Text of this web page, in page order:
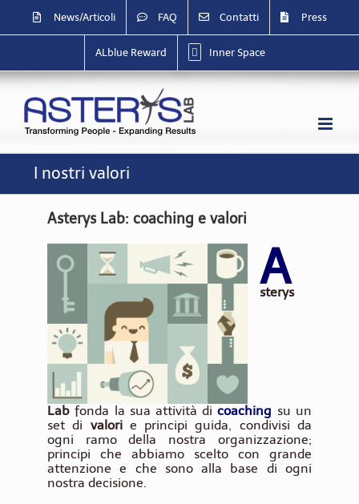
contenuto
News/Articoli FAQ Contatti Press
ALblue Reward Inner Space
I nostri valori
Asterys Lab: coaching e valori
A
sterys
Lab fonda la sua attività dicoaching su un
set di valorie principi guida, condivisi da
ogni ramo della nostra organizzazione;
principi che abbiamo scelto con grande
attenzione e che sono alla base di ogni
nostra decisione.